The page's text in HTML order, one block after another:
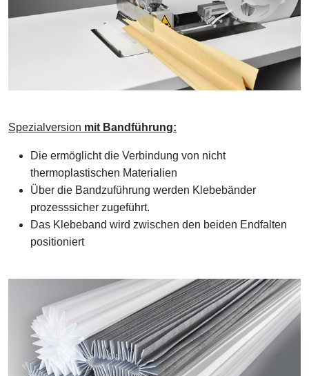
Spezialversion mit Bandführung:
Die ermöglicht die Verbindung von nicht
thermoplastischen Materialien
Über die Bandzuführung werden Klebebänder
prozesssicher zugeführt.
Das Klebeband wird zwischen den beiden Endfalten
positioniert